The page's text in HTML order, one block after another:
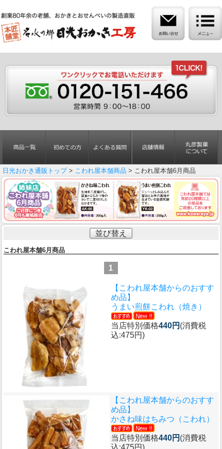
日光おかき通販トップ> こわれ屋本舗商品 > こわれ屋本舗6月商品
並び替え
こわれ屋本舗6月商品
1
【こわれ屋本舗からのおすす
め品】
うまい煎餅こわれ（焼き）
当店特別価格440円 (消費税
込:475円)
【こわれ屋本舗からのおすす
め品】
かさね味はちみつ（こわれ）
当店特別価格440円 (消費税
込:475円)